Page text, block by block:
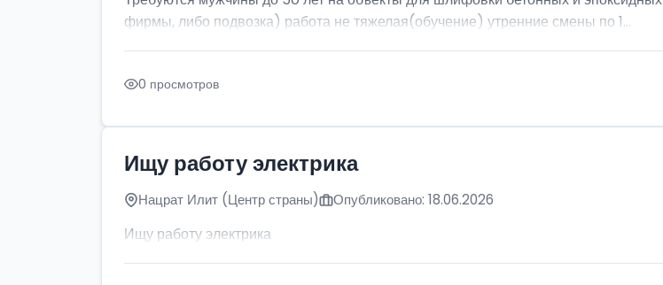
фирмы, либо подвозка) работа не тяжелая(обучение) утренние смены по 1...
0 просмотров
Ищу работу электрика
Нацрат Илит (Центр страны) Опубликовано: 18.06.2026
Ищу работу электрика